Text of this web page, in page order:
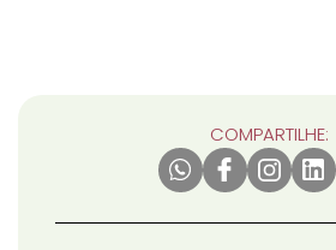
COMPARTILHE: